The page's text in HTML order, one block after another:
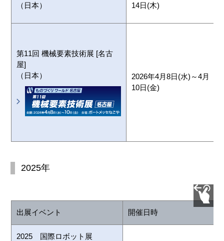
（日本）
14日(木)
第11回 機械要素技術展 [名古
屋]
（日本）
2026年4月8日(水)～4月
10日(金)
2025年
出展イベント 開催日時
2025 国際ロボット展